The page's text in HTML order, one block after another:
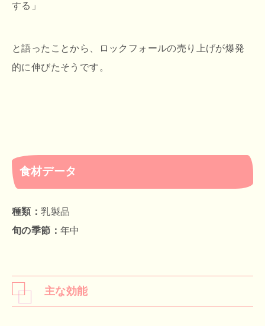
する」
と語ったことから、ロックフォールの売り上げが爆発
的に伸びたそうです。
食材データ
種類：乳製品
旬の季節： 年中
主な効能